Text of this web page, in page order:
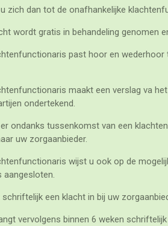
zich dan tot de onafhankelijke
wordt gratis in behandeling genomen
past hoor en
maakt een verslag va
ondertekend.
ondanks tussenkomst van een
uw zorgaanbieder.
wijst u ook op de
aangesloten.
schriftelijk een klacht in bij uw
vervolgens binnen 6 weken